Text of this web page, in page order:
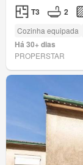
T3 2
Cozinha equipada
Há 30+ dias
PROPERSTAR